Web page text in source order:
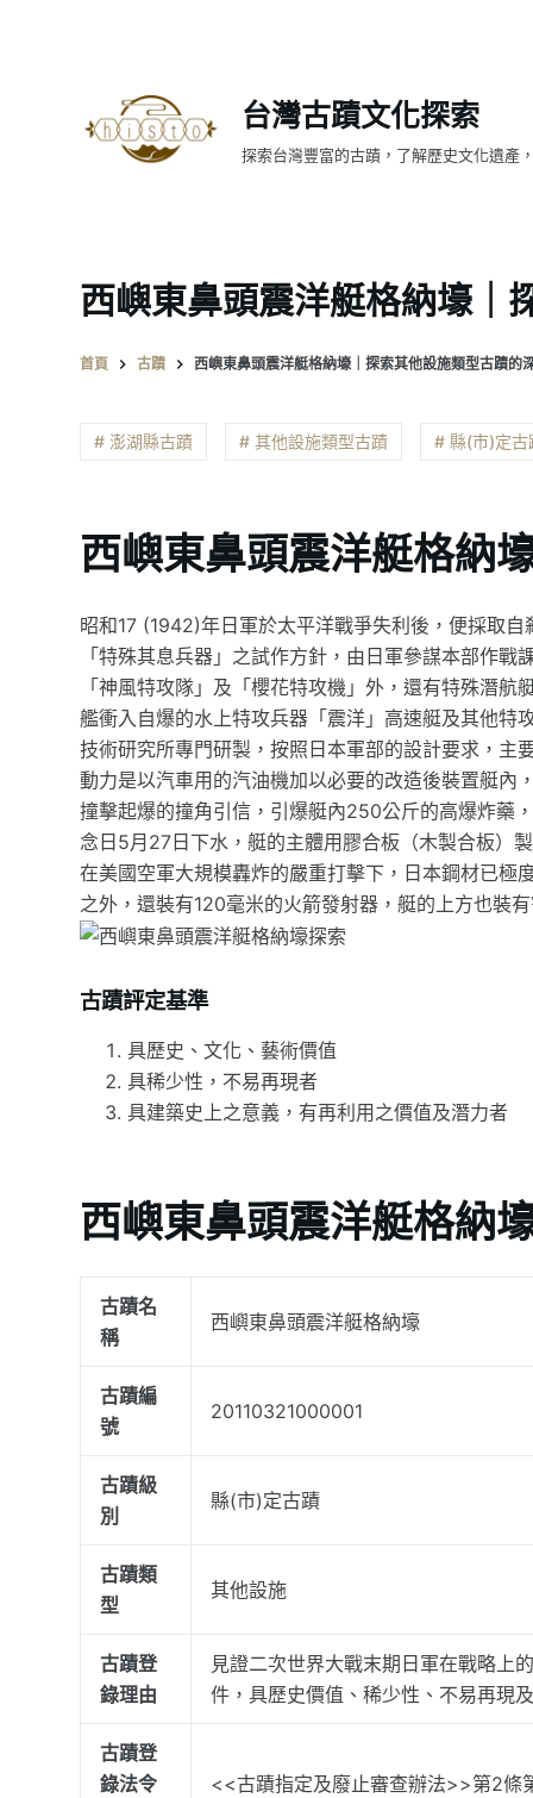
台灣古蹟文化探索
探索台灣豐富的古蹟，了解歷史文化遺產
西嶼東鼻頭震洋艇格納壕｜
首頁 古蹟 西嶼東鼻頭震洋艇格納壕｜探索其他設施類型古蹟的
# 澎湖縣古蹟 # 其他設施類型古蹟 # 縣(市)定古
西嶼東鼻頭震洋艇格納
昭和17 (1942)年日軍於太平洋戰爭失利後，便採取
「特殊其息兵器」之試作方針，由日軍參謀本部作
「神風特攻隊」及「櫻花特攻機」外，還有特殊潛
艦衝入自爆的水上特攻兵器「震洋」高速艇及其他
技術研究所專門研製，按照日本軍部的設計要求，主
動力是以汽車用的汽油機加以必要的改造後裝置艇內
撞擊起爆的撞角引信，引爆艇內250公斤的高爆炸藥
念日5月27日下水，艇的主體用膠合板（木製合板）
在美國空軍大規模轟炸的嚴重打擊下，日本鋼材已
之外，還裝有120毫米的火箭發射器，艇的上方也裝
古蹟評定基準
具歷史、文化、藝術價值
具稀少性，不易再現者
具建築史上之意義，有再利用之價值及潛力者
西嶼東鼻頭震洋艇格納
古蹟名
稱
西嶼東鼻頭震洋艇格納壕
古蹟編
號
20110321000001
古蹟級
別
縣(市)定古蹟
古蹟類
型
其他設施
古蹟登
錄理由
見證二次世界大戰末期日軍在戰略上
件，具歷史價值、稀少性、不易再現
古蹟登
錄法令
<<古蹟指定及廢止審查辦法>>第2條